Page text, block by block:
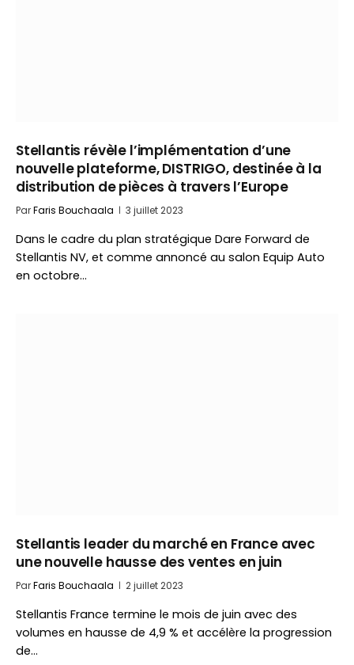
Stellantis révèle l’implémentation d’une
nouvelle plateforme, DISTRIGO, destinée à la
distribution de pièces à travers l’Europe
ParFaris Bouchaala 3 juillet 2023
Dans le cadre du plan stratégique Dare Forward de
Stellantis NV, et comme annoncé au salon Equip Auto
en octobre…
Stellantis leader du marché en France avec
une nouvelle hausse des ventes en juin
ParFaris Bouchaala 2 juillet 2023
Stellantis France termine le mois de juin avec des
volumes en hausse de 4,9 % et accélère la progression
de…